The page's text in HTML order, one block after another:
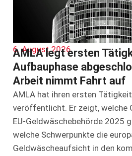
6. August 2026
AMLA legt ersten
Aufbauphase
Arbeit nimmt Fahrt auf
AMLA hat ihren ersten
veröffentlicht. Er zeigt, welche
EU-Geldwäschebehörde 2025
welche Schwerpunkte die
Geldwäscheaufsicht in den